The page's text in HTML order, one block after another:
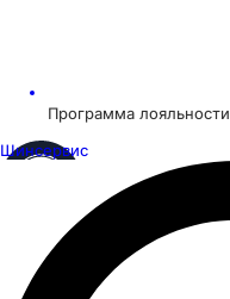
Программа лояльности
Шинсервис